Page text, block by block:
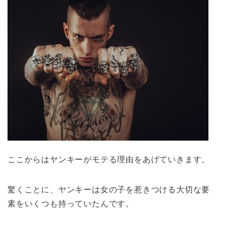
ここからはヤンキーがモテる理由をあげていきます。
驚くことに、ヤンキーは女の子を惹きつける大切な要
素をいくつも持っていたんです。